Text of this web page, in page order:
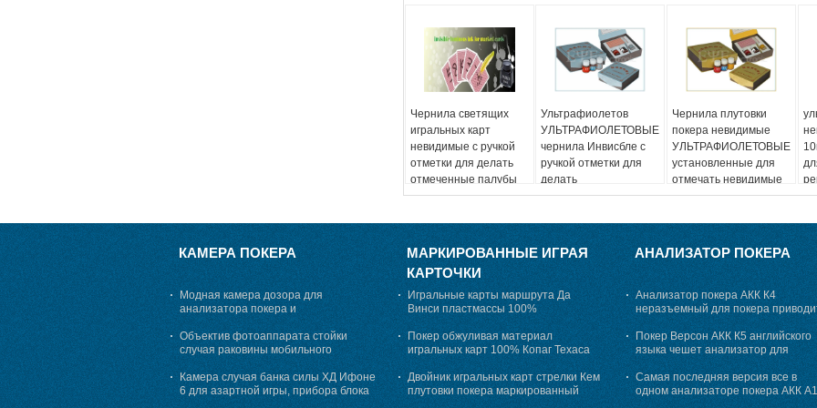
Чернила светящих
игральных карт
невидимые с ручкой
отметки для делать
отмеченные палубы
Ультрафиолетов
УЛЬТРАФИОЛЕТОВЫЕ
чернила Инвисбле с
ручкой отметки для
делать
маркированные карты
Чернила плутовки
покера невидимые
УЛЬТРАФИОЛЕТОВЫЕ
установленные для
отмечать невидимые
игральные карты
КАМЕРА ПОКЕРА
Модная камера дозора для
анализатора покера и
маркированных карт, 25 до 45 см
просматривая расстояние
Объектив фотоаппарата стойки
случая раковины мобильного
телефона для анализатора покера
Камера случая банка силы ХД Ифоне
6 для азартной игры, прибора блока
развертки покера обжуливая
МАРКИРОВАННЫЕ ИГРАЯ
КАРТОЧКИ
Игральные карты маршрута Да
Винси пластмассы 100%
маркированные для размера моста
плутовки покера
Покер обжуливая материал
игральных карт 100% Копаг Техаса
Холдем маркированный пластиковый
Двойник игральных карт стрелки Кем
плутовки покера маркированный
украшает пластмасса 100%
АНАЛИЗАТОР ПОКЕРА
Анализатор покера АКК К4
неразъемный для покера
анализ в обжуливать
Покер Версон АКК К5 английского
языка чешет анализатор для
сообщать результаты покера
заранее
Самая последняя версия все в
одном анализаторе покера АКК А1
для игральных карт играя в